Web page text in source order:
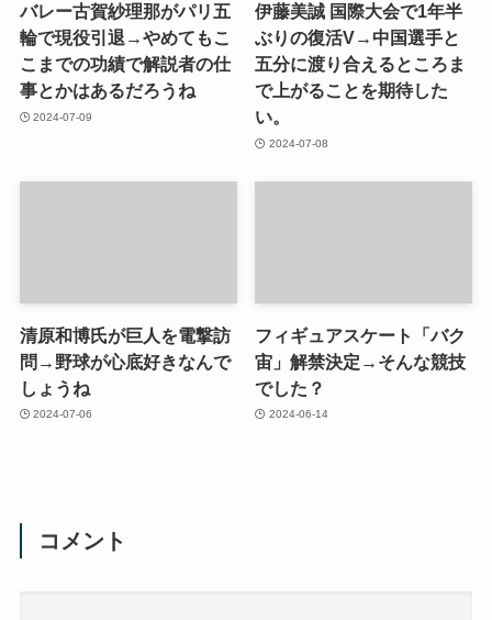
バレー古賀紗理那がパリ五
輪で現役引退→やめてもこ
こまでの功績で解説者の仕
事とかはあるだろうね
2024-07-09
伊藤美誠 国際大会で1年半
ぶりの復活V→中国選手と
五分に渡り合えるところま
で上がることを期待した
い。
2024-07-08
清原和博氏が巨人を電撃訪
問→野球が心底好きなんで
しょうね
2024-07-06
フィギュアスケート「バク
宙」解禁決定→そんな競技
でした？
2024-06-14
コメント